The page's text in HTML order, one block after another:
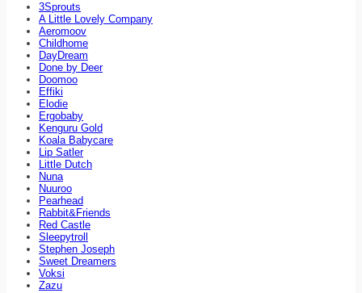
3Sprouts
A Little Lovely Company
Aeromoov
Childhome
DayDream
Done by Deer
Doomoo
Effiki
Elodie
Ergobaby
Kenguru Gold
Koala Babycare
Lip Satler
Little Dutch
Nuna
Nuuroo
Pearhead
Rabbit&Friends
Red Castle
Sleepytroll
Stephen Joseph
Sweet Dreamers
Voksi
Zazu